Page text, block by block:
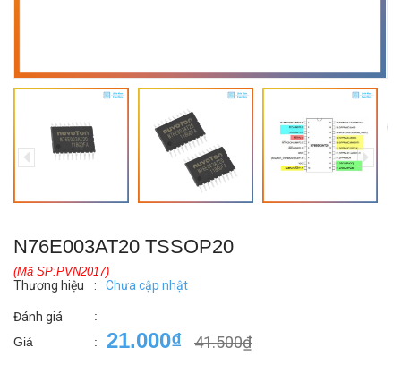
N76E003AT20 TSSOP20
(Mã SP:PVN2017)
Thương hiệu : Chưa cập nhật
Đánh giá
:
Giá
: 21.000₫ 41.500₫